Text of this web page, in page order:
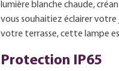
lumière blanche chaude,
vous souhaitiez éclairer
votre terrasse, cette lampe
Protection IP65